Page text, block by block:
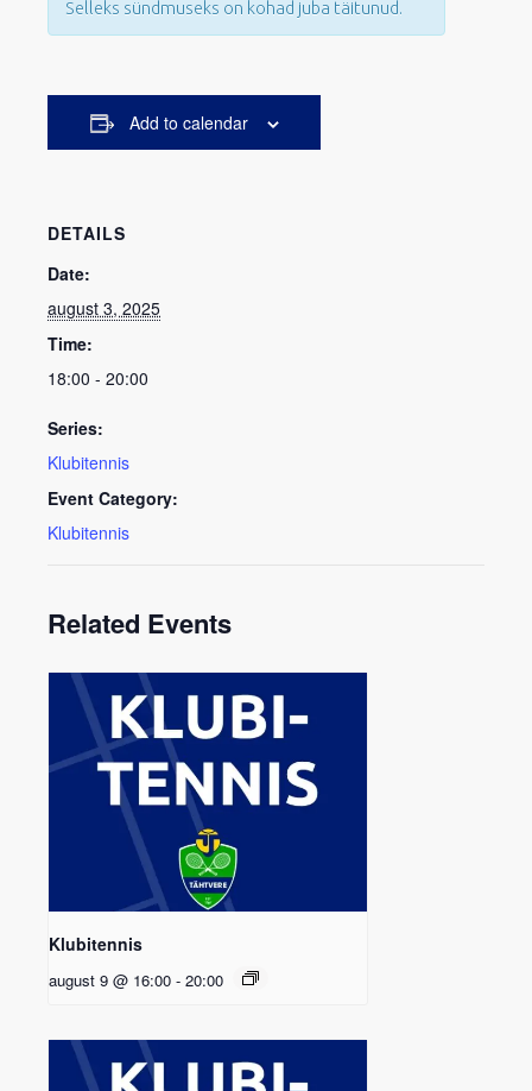
Selleks sündmuseks on kohad juba täitunud.
Add to calendar
DETAILS
Date:
august 3, 2025
Time:
18:00 - 20:00
Series:
Klubitennis
Event Category:
Klubitennis
Related Events
Klubitennis
august 9 @ 16:00 - 20:00